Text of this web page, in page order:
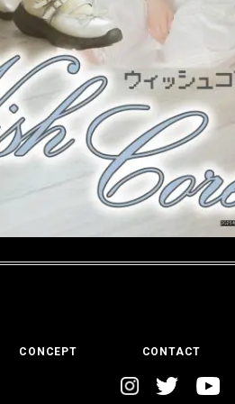
CONCEPT CONTACT